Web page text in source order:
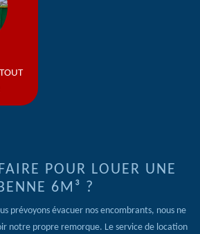
POUR LOUER UNE
6M³ ?
prévoyons évacuer nos encombrants, nous ne
notre propre remorque. Le service de location